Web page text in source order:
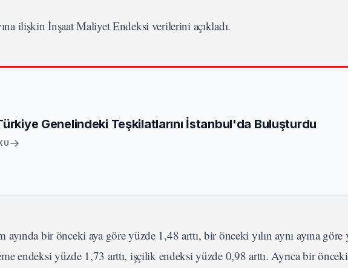
ilişkin İnşaat Maliyet Endeksi verilerini açıkladı.
Genelindeki Teşkilatlarını İstanbul'da Buluşturdu
bir önceki aya göre yüzde 1,48 arttı, bir önceki yılın aynı ayına göre
endeksi yüzde 1,73 arttı, işçilik endeksi yüzde 0,98 arttı. Ayrıca bir önceki